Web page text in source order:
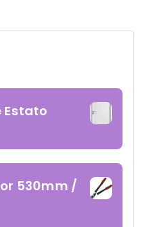
Estato
530mm /